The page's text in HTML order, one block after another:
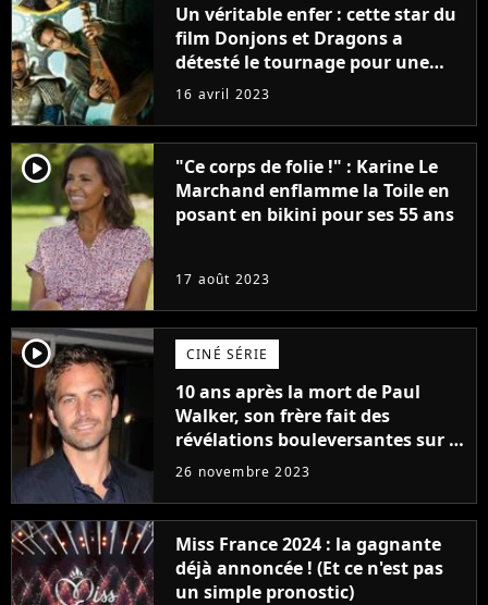
Un véritable enfer : cette star du
film Donjons et Dragons a
détesté le tournage pour une
raison très spéciale
16 avril 2023
player2
"Ce corps de folie !" : Karine Le
Marchand enflamme la Toile en
posant en bikini pour ses 55 ans
17 août 2023
player2 CINÉ SÉRIE
10 ans après la mort de Paul
Walker, son frère fait des
révélations bouleversantes sur la
réaction des acteurs de Fast and
26 novembre 2023
Miss France 2024 : la gagnante
déjà annoncée ! (Et ce n'est pas
un simple pronostic)